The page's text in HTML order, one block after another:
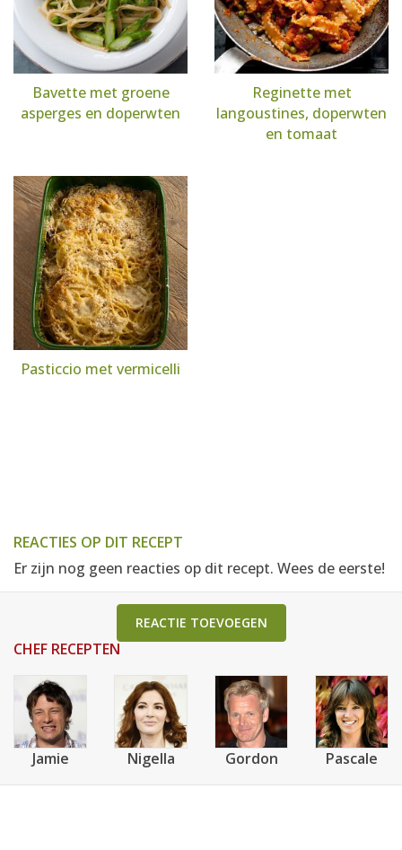
Bavette met groene
asperges en doperwten
Reginette met
langoustines, doperwten
en tomaat
Pasticcio met vermicelli
REACTIES OP DIT RECEPT
Er zijn nog geen reacties op dit recept. Wees de eerste!
REACTIE TOEVOEGEN
CHEF RECEPTEN
Jamie Nigella Gordon Pascale